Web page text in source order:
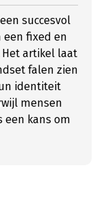
succesvol
een fixed en
artikel laat
falen zien
identiteit
mensen
een kans om